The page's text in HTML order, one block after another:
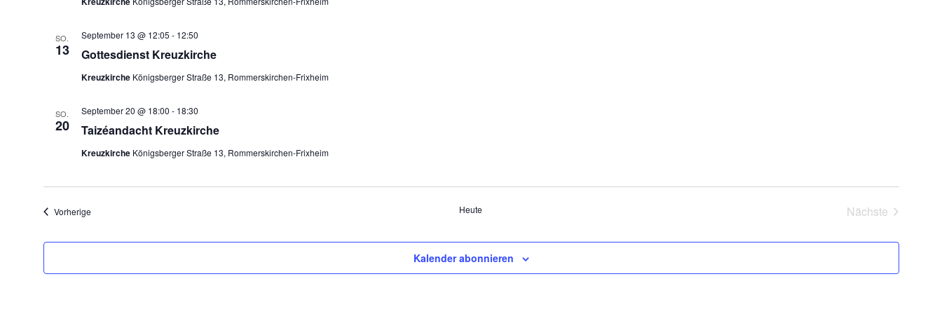
SO.
13 Gottesdienst Kreuzkirche
September 13 @ 12:05 - 12:50
Kreuzkirche Königsberger Straße 13, Rommerskirchen-Frixheim
SO.
20 Taizéandacht Kreuzkirche
September 20 @ 18:00 - 18:30
Kreuzkirche Königsberger Straße 13, Rommerskirchen-Frixheim
VorherigeVeranstaltungen Heute
Nächste
Kalender abonnieren